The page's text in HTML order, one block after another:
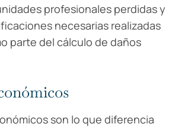
profesionales perdidas y
necesarias realizadas
parte del cálculo de daños
son lo que diferencia